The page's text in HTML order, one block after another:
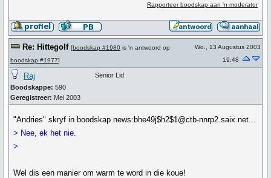
Rapporteer boodskap aan 'n moderator
Re: Hittegolf [boodskap #1980 is 'n antwoord op
boodskap #1977]
Wo., 13 Augustus 2003
19:48
Raj
Boodskappe: 590
Geregistreer: Mei 2003
Senior Lid
"Andries" skryf in boodskap news:bhe49j$h2$1@ctb-nnrp2.saix.net...
> Nee, ek het nie.
>
Wel dis een manier om warm te word in die koue!